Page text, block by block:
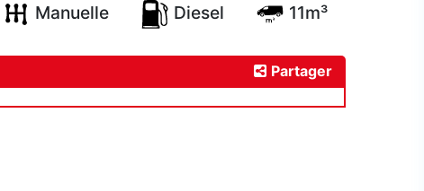
Manuelle Diesel 11m³
Partager